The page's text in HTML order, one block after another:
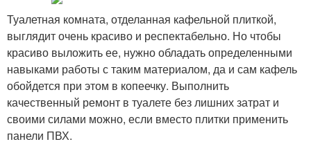
Туалетная комната, отделанная кафельной плиткой,
выглядит очень красиво и респектабельно. Но чтобы
красиво выложить ее, нужно обладать определенными
навыками работы с таким материалом, да и сам кафель
обойдется при этом в копеечку. Выполнить
качественный ремонт в туалете без лишних затрат и
своими силами можно, если вместо плитки применить
панели ПВХ.